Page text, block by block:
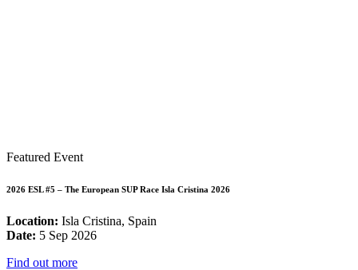
Featured Event
2026 ESL #5 – The European SUP Race Isla Cristina 2026
Location: Isla Cristina, Spain
Date: 5 Sep 2026
Find out more